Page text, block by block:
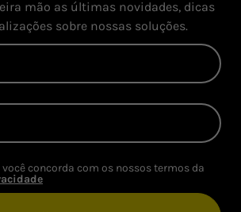
mão as últimas novidades, dicas
sobre nossas soluções.
concorda com os nossos termos da